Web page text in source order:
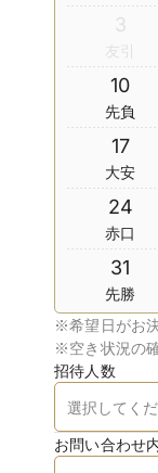
3
友引
10
先負
17
大安
24
赤口
31
先勝
※希望日がお
※空き状況の
招待人数
お問い合わせ